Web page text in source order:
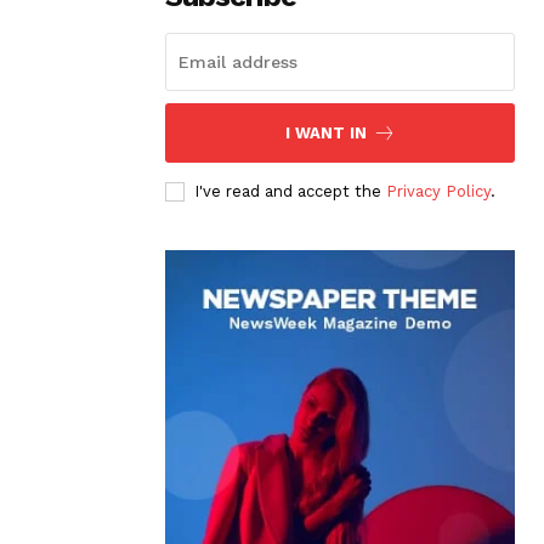
I WANT IN
I've read and accept the Privacy Policy.